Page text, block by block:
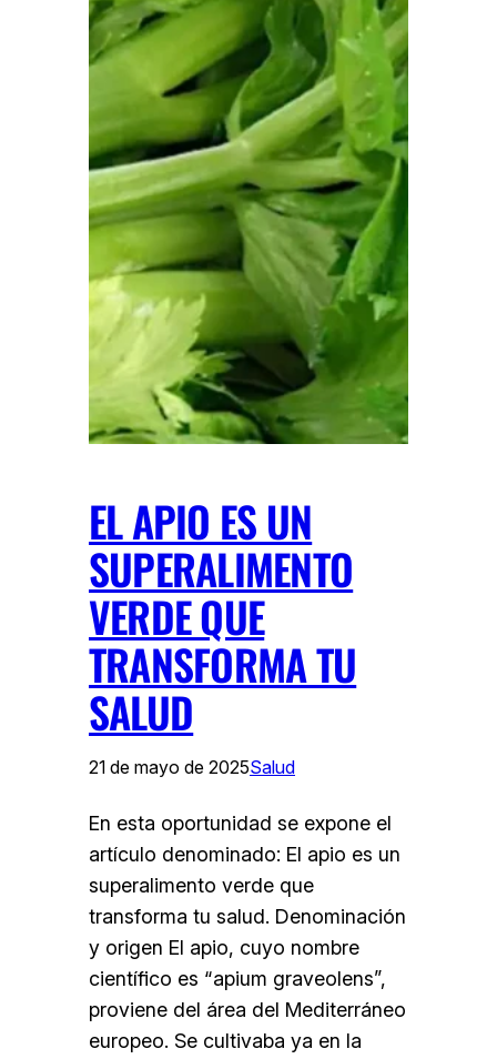
EL APIO ES UN
SUPERALIMENTO
VERDE QUE
TRANSFORMA TU
SALUD
21 de mayo de 2025Salud
En esta oportunidad se expone el
artículo denominado: El apio es un
superalimento verde que
transforma tu salud. Denominación
y origen El apio, cuyo nombre
científico es “apium graveolens”,
proviene del área del Mediterráneo
europeo. Se cultivaba ya en la